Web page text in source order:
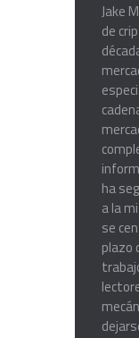
Jake
de
ha
a la
se
plazo